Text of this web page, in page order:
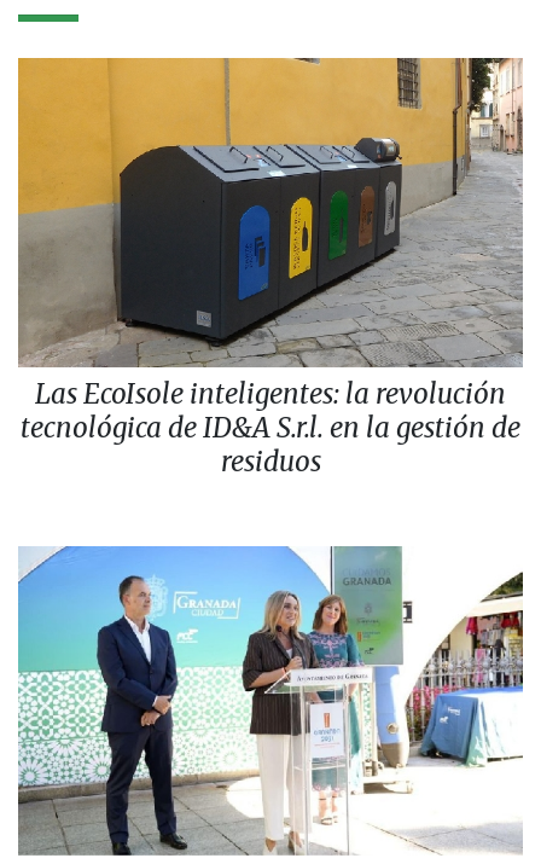
Las EcoIsole inteligentes: la revolución
tecnológica de ID&A S.r.l. en la gestión de
residuos